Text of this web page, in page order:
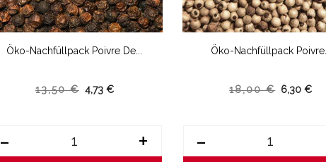
Öko-Nachfüllpack Poivre De...
13,50 € 4,73 €
- +
Öko-Nachfüllpack Poivre...
18,00 € 6,30 €
-